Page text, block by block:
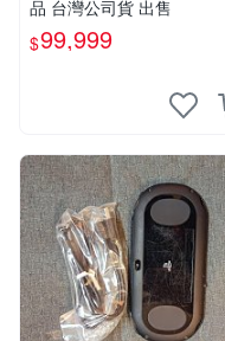
品 台灣公司貨 出售
$99,999